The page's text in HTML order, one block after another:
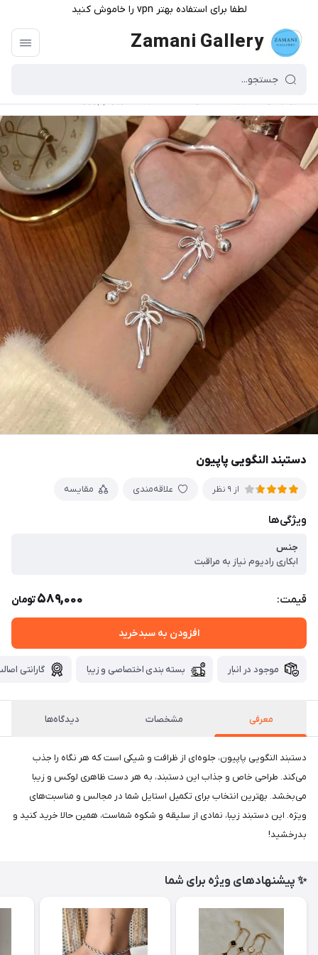
لطفا برای استفاده بهتر vpn را خاموش کنید
Zamani Gallery
دستبند النگویی پاپیون
از 9 نظر علاقه‌مندی مقایسه
ویژگی‌ها
جنس
ابکاری رادیوم نیاز به مراقبت
قیمت: 589,000تومان
افزودن به سبدخرید
موجود در انبار بسته بندی اختصاصی و زیبا گارانتی
معرفی مشخصات دیدگاه‌ها
دستبند النگویی پاپیون، جلوه‌ای از ظرافت و شیکی است که هر نگاه را جذب
می‌کند. طراحی خاص و جذاب این دستبند، به هر دست ظاهری لوکس و زیبا
می‌بخشد. بهترین انتخاب برای تکمیل استایل شما در مجالس و مناسبت‌های
ویژه. این دستبند زیبا، نمادی از سلیقه و شکوه شماست، همین حالا خرید کنید و
بدرخشید!
✨ پیشنهادهای ویژه برای شما